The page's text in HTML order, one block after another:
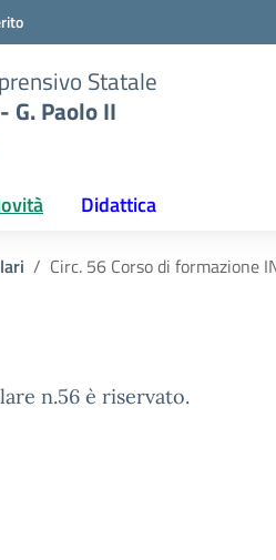
Statale
G. Paolo II
Didattica
Circ. 56 Corso di formazione
n.56 è riservato.